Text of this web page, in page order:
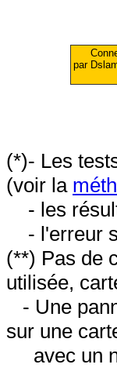
par
(*)- Les
(voir la
- les
- l'erreur
(**) Pas de
utilisée,
- Une
sur une
avec un